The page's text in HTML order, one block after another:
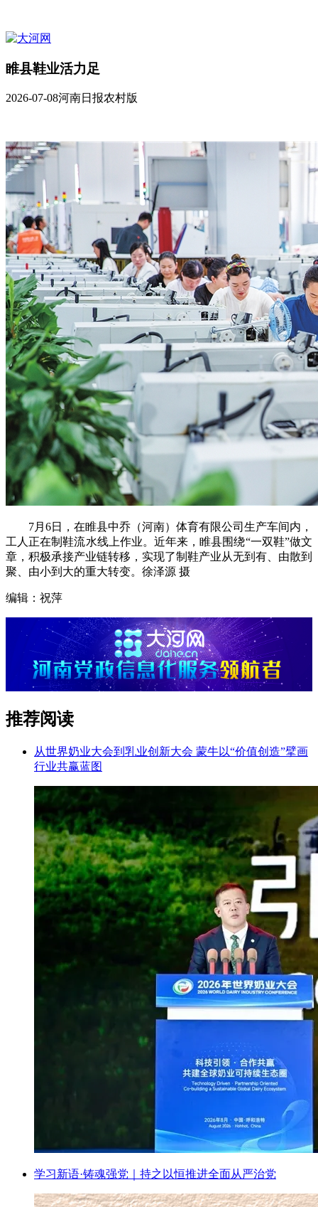
睢县鞋业活力足
2026-07-08河南日报农村版
7月6日，在睢县中乔（河南）体育有限公司生产车间内，
工人正在制鞋流水线上作业。近年来，睢县围绕“一双鞋”做文
章，积极承接产业链转移，实现了制鞋产业从无到有、由散到
聚、由小到大的重大转变。徐泽源 摄
编辑：祝萍
推荐阅读
从世界奶业大会到乳业创新大会 蒙牛以“价值创造”擘画
行业共赢蓝图
学习新语·铸魂强党｜持之以恒推进全面从严治党